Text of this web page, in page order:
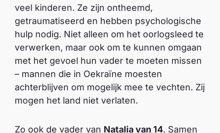
veel kinderen. Ze zijn ontheemd,
getraumatiseerd en hebben psychologische
hulp nodig. Niet alleen om het oorlogsleed te
verwerken, maar ook om te kunnen omgaan
met het gevoel hun vader te moeten missen
– mannen die in Oekraïne moesten
achterblijven om mogelijk mee te vechten. Zij
mogen het land niet verlaten.
Zo ook de vader van Natalia van 14. Samen